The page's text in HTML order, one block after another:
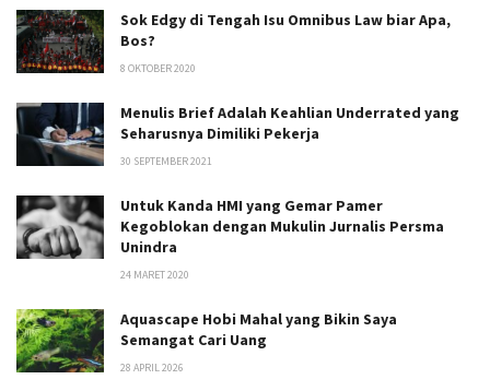
Sok Edgy di Tengah Isu Omnibus Law biar Apa,
Bos?
8 OKTOBER 2020
Menulis Brief Adalah Keahlian Underrated yang
Seharusnya Dimiliki Pekerja
30 SEPTEMBER 2021
Untuk Kanda HMI yang Gemar Pamer
Kegoblokan dengan Mukulin Jurnalis Persma
Unindra
24 MARET 2020
Aquascape Hobi Mahal yang Bikin Saya
Semangat Cari Uang
28 APRIL 2026